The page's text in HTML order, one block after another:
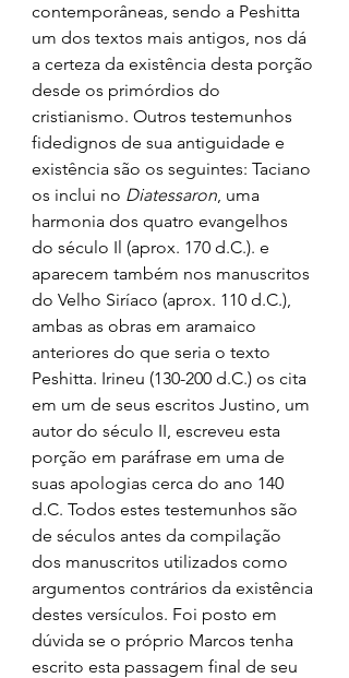
contemporâneas, sendo a Peshitta
um dos textos mais antigos, nos dá
a certeza da existência desta porção
desde os primórdios do
cristianismo. Outros testemunhos
fidedignos de sua antiguidade e
existência são os seguintes: Taciano
os inclui no Diatessaron, uma
harmonia dos quatro evangelhos
do século Il (aprox. 170 d.C.). e
aparecem também nos manuscritos
do Velho Siríaco (aprox. 110 d.C.),
ambas as obras em aramaico
anteriores do que seria o texto
Peshitta. Irineu (130-200 d.C.) os cita
em um de seus escritos Justino, um
autor do século II, escreveu esta
porção em paráfrase em uma de
suas apologias cerca do ano 140
d.C. Todos estes testemunhos são
de séculos antes da compilação
dos manuscritos utilizados como
argumentos contrários da existência
destes versículos. Foi posto em
dúvida se o próprio Marcos tenha
escrito esta passagem final de seu